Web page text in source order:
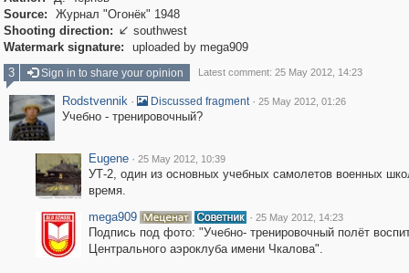
Source:
Журнал "Огонёк" 1948
Shooting direction:  southwest
Watermark signature:
uploaded by mega909
3
Sign in to share your opinion Latest comment: 25 May 2012, 14:23
Rodstvennik · Discussed fragment · 25 May 2012, 01:26
Учебно - тренировочный?
Eugene · 25 May 2012, 10:39
УТ-2, один из основных учебных самолетов военных
время.
mega909
· 25 May 2012, 14:23
Подпись под фото: "Учебно- тренировочный полёт
Центрального аэроклуба имени Чкалова".